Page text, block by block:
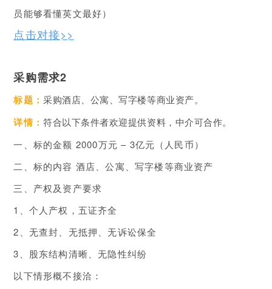
员能够看懂英文最好）
点击对接>>
采购需求2
标题： 采购酒店、公寓、写字楼等商业资产。
详情： 符合以下条件者欢迎提供资料，中介可合作。
一、标的金额 2000万元 – 3亿元（人民币）
二、标的内容 酒店、公寓、写字楼等商业资产
三、产权及资产要求
1、个人产权，五证齐全
2、无查封、无抵押、无诉讼保全
3、股东结构清晰、无隐性纠纷
以下情形概不接洽：